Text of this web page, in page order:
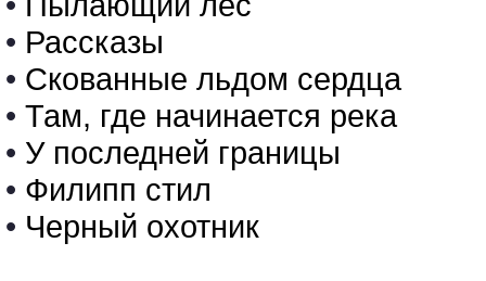
• Рассказы
• Скованные льдом сердца
• Там, где начинается река
• У последней границы
• Филипп стил
• Черный охотник